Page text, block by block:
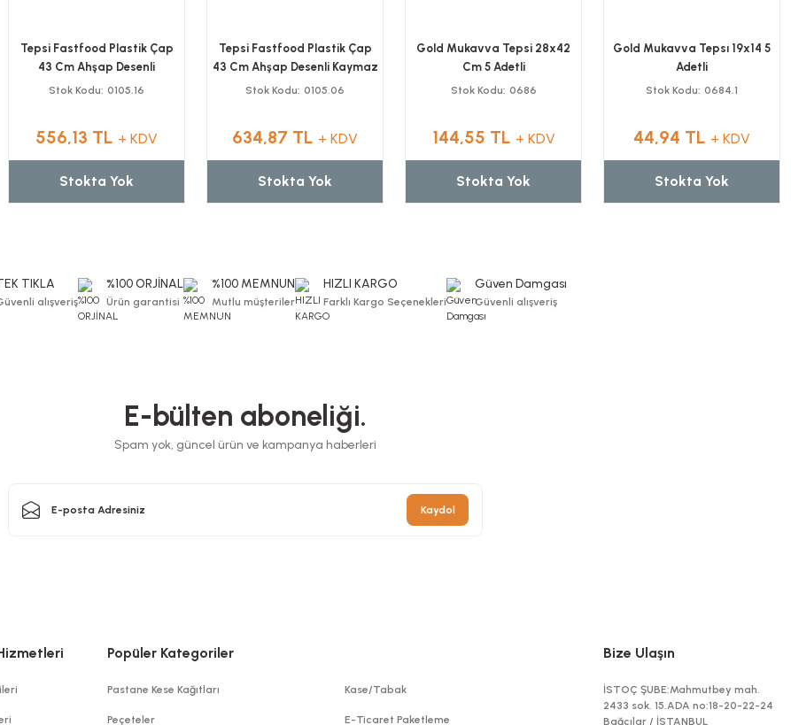
Tepsi Fastfood Plastik Çap
43 Cm Ahşap Desenli
Stok Kodu 0105.16
556,13 TL + KDV
Stokta Yok
Tepsi Fastfood Plastik Çap
43 Cm Ahşap Desenli Kaymaz
Stok Kodu 0105.06
634,87 TL + KDV
Stokta Yok
Gold Mukavva Tepsi 28x42
Cm 5 Adetli
Stok Kodu 0686
144,55 TL + KDV
Stokta Yok
Gold Mukavva Tepsı 19x14 5
Adetli
Stok Kodu 0684.1
44,94 TL + KDV
Stokta Yok
TIKLA
alışveriş
%100 ORJİNAL
Ürün garantisi
%100 MEMNUN
Mutlu müşteriler
HIZLI KARGO
Farklı Kargo Seçenekleri
Güven Damgası
Güvenli alışveriş
E-bülten aboneliği.
Spam yok, güncel ürün ve kampanya haberleri
Kaydol
Popüler Kategoriler
Pastane Kese Kağıtları Kase/Tabak
Peçeteler E-Ticaret Paketleme
Bize Ulaşın
İSTOÇ ŞUBE:Mahmutbey mah.
2433 sok. 15.ADA no:18-20-22-24
Bağcılar / İSTANBUL